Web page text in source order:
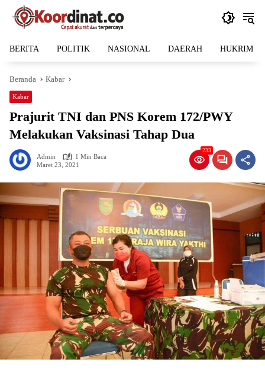
Langsung
BERITA POLITIK NASIONAL DAERAH HUKRIM
Beranda Kabar
Kabar
Prajurit TNI dan PNS Korem 172/PWY
Melakukan Vaksinasi Tahap Dua
Admin
1 Min Baca
Maret 23, 2021
233